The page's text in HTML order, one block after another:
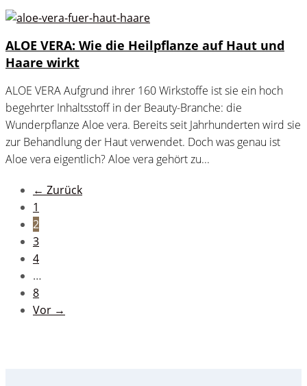
ALOE VERA: Wie die Heilpflanze auf Haut und
Haare wirkt
ALOE VERA Aufgrund ihrer 160 Wirkstoffe ist sie ein hoch
begehrter Inhaltsstoff in der Beauty-Branche: die
Wunderpflanze Aloe vera. Bereits seit Jahrhunderten wird sie
zur Behandlung der Haut verwendet. Doch was genau ist
Aloe vera eigentlich? Aloe vera gehört zu...
← Zurück
1
2
3
4
…
8
Vor →